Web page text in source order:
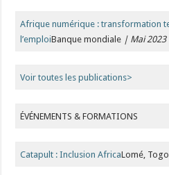
Afrique numérique : transformation
l’emploiBanque mondiale | Mai 2023
Voir toutes les publications>
ÉVÉNEMENTS & FORMATIONS
Catapult : Inclusion AfricaLomé, Togo